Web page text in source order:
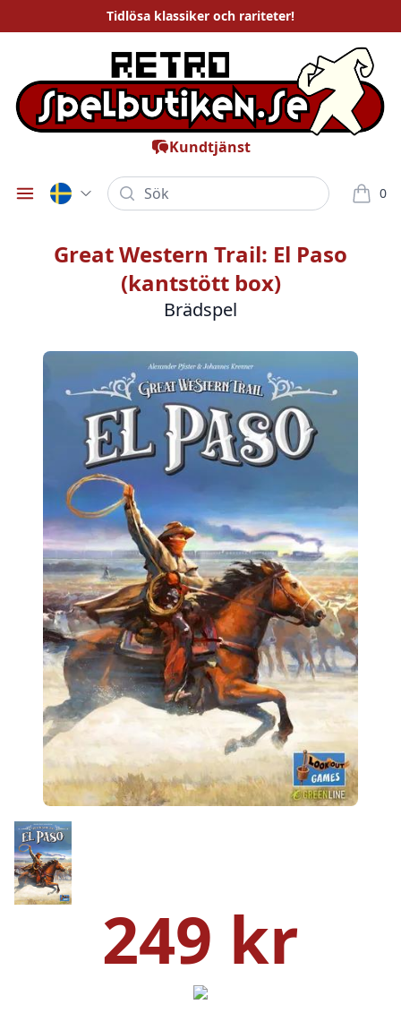
Tidlösa klassiker och rariteter!
Kundtjänst
Öppna meny
Sök 0
varor i
Great Western Trail: El Paso
(kantstött box)
Brädspel
Bilder
249 kr